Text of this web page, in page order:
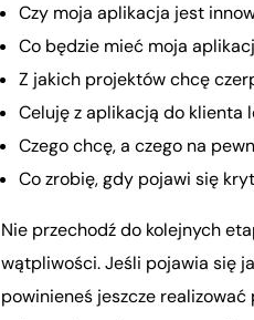
Czy moja aplikacja jest
Co będzie mieć moja
Z jakich projektów chcę
Celuję z aplikacją do klienta
Czego chcę, a czego na
Co zrobię, gdy pojawi się
Nie przechodź do kolejnych
wątpliwości. Jeśli pojawia się
powinieneś jeszcze realizować